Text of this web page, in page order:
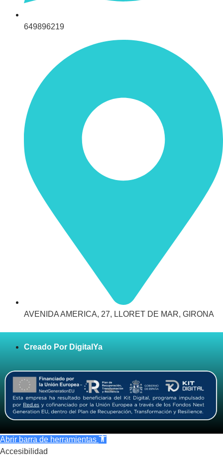
649896219
AVENIDA AMERICA, 27, LLORET DE MAR, GIRONA
Creado Por DigitalYa
Abrir barra de herramientas
Accesibilidad